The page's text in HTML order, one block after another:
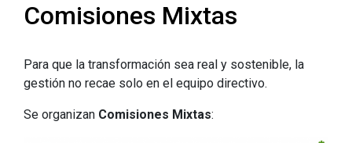
Comisiones Mixtas
Para que la transformación sea real y sostenible, la
gestión no recae solo en el equipo directivo.
Se organizan Comisiones Mixtas: